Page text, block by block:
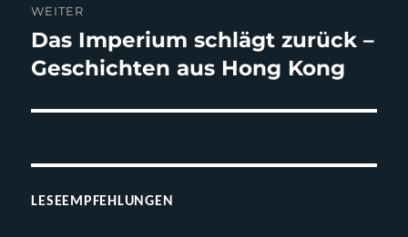
WEITER
Nächster
Beitrag:
Das Imperium schlägt zurück –
Geschichten aus Hong Kong
LESEEMPFEHLUNGEN